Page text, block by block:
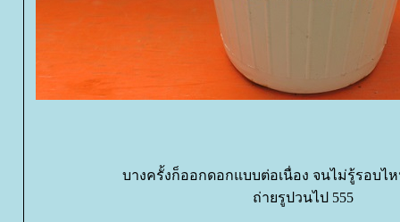
บางครั้งก็ออกดอกแบบต่อเนื่อง จนไม่รู้รอบไ
ถ่ายรูปวนไป 555